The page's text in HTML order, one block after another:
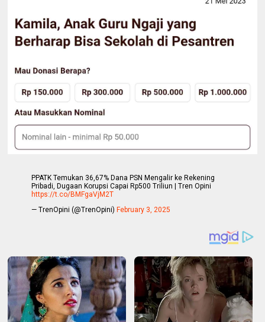
PPATK Temukan 36,67% Dana PSN Mengalir ke Rekening
Pribadi, Dugaan Korupsi Capai Rp500 Triliun | Tren Opini
https://t.co/BMFgaVjM2T
— TrenOpini (@TrenOpini)February 3, 2025